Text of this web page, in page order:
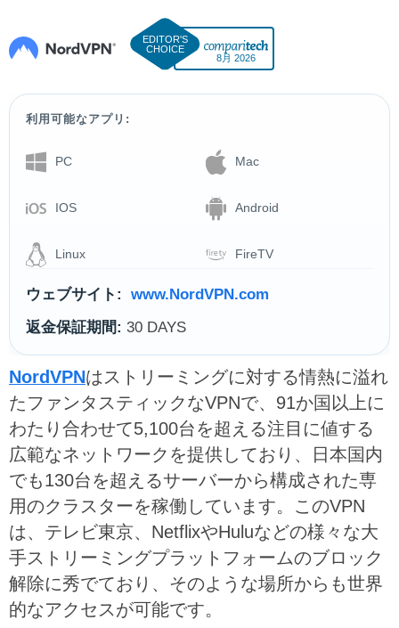
8月 2026
利用可能なアプリ:
PC Mac
IOS Android
Linux FireTV
ウェブサイト:
www.NordVPN.com
返金保証期間: 30 DAYS
NordVPNはストリーミングに対する情熱に溢れ
たファンタスティックなVPNで、91か国以上に
わたり合わせて5,100台を超える注目に値する
広範なネットワークを提供しており、日本国内
でも130台を超えるサーバーから構成された専
用のクラスターを稼働しています。このVPN
は、テレビ東京、NetflixやHuluなどの様々な大
手ストリーミングプラットフォームのブロック
解除に秀でており、そのような場所からも世界
的なアクセスが可能です。